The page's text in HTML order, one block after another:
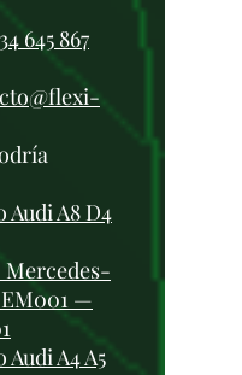
645 867
A8 D4
EM001 —
A4 A5